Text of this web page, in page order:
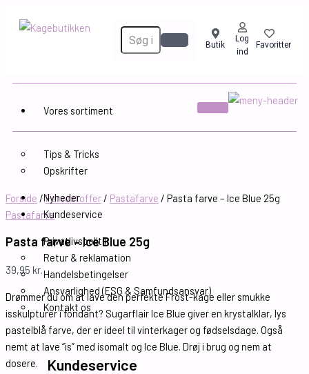
Butik
Log
ind
Favoritter
Vores sortiment
Tips & Tricks
Opskrifter
Nyheder
Kundeservice
Privatlivspolitik
Retur & reklamation
Handelsbetingelser
Ansvarlighed (ESG & Samfundsansvar)
Kontakt os
Kundeservice
Forside /Farvestoffer / Pastafarve / Pasta farve – Ice Blue 25g
Pastafarve
Pasta farve – Ice Blue 25g
39,95 kr.
Drømmer du om at lave den perfekte Frost-kage eller smukke
isskulpturer i fondant? Sugarflair Ice Blue giver en krystalklar, lys
pastelblå farve, der er ideel til vinterkager og fødselsdage. Også
nemt at lave “is” med isomalt og Ice Blue. Drøj i brug og nem at
dosere.
farve